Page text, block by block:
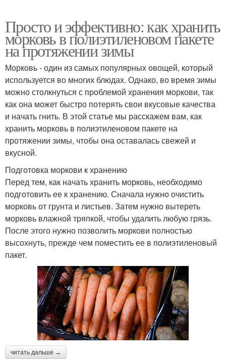
Просто и эффективно: как хранить
морковь в полиэтиленовом пакете
на протяжении зимы
Морковь - один из самых популярных овощей, который
используется во многих блюдах. Однако, во время зимы
можно столкнуться с проблемой хранения моркови, так
как она может быстро потерять свои вкусовые качества
и начать гнить. В этой статье мы расскажем вам, как
хранить морковь в полиэтиленовом пакете на
протяжении зимы, чтобы она оставалась свежей и
вкусной.
Подготовка моркови к хранению
Перед тем, как начать хранить морковь, необходимо
подготовить ее к хранению. Сначала нужно очистить
морковь от грунта и листьев. Затем нужно вытереть
морковь влажной тряпкой, чтобы удалить любую грязь.
После этого нужно позволить моркови полностью
высохнуть, прежде чем поместить ее в полиэтиленовый
пакет.
читать дальше →